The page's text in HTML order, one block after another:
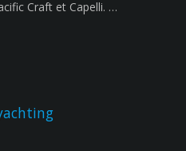
Craft et Capelli. …